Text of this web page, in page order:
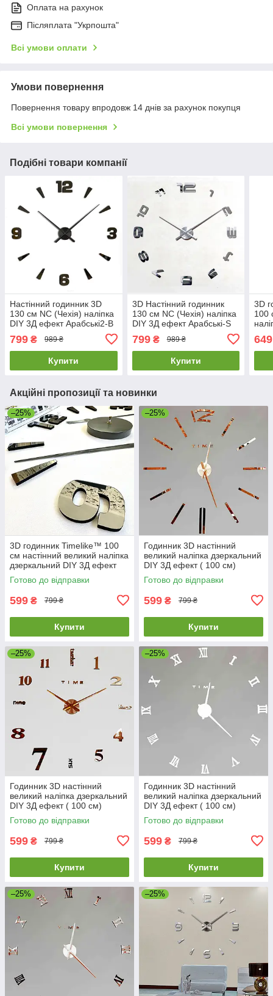
Оплата на рахунок
Післяплата "Укрпошта"
Всі умови оплати
Умови повернення
Повернення товару впродовж 14 днів за рахунок покупця
Всі умови повернення
Подібні товари компанії
Настінний годинник 3D
130 см NC (Чехія) наліпка
DIY 3Д ефект Арабські2-B
чорний
799 ₴ 989 ₴
Купити
3D Настінний годинник
130 см NC (Чехія) наліпка
DIY 3Д ефект Арабські-S
сріблястий
799₴ 989 ₴
Купити
3D
100
649
Акційні пропозиції та новинки
–25%
3D годинник Timelike™ 100
см настінний великий наліпка
дзеркальний DIY 3Д ефект
Арабські2-Gr в їдальню сірий
Готово до відправки
599 ₴ 799 ₴
Купити
–25%
Годинник 3D настінний
великий наліпка дзеркальний
DIY 3Д ефект ( 100 см)
Палички-Cu-100 бронзовий
мідний
Готово до відправки
599 ₴ 799 ₴
Купити
–25%
Годинник 3D настінний
великий наліпка дзеркальний
DIY 3Д ефект ( 100 см)
Написи-Cu-100 бронзовий
мідний
Готово до відправки
599 ₴ 799 ₴
Купити
–25%
Годинник 3D настінний
великий наліпка дзеркальний
DIY 3Д ефект ( 100 см)
Римські-Wh-100 білий
Готово до відправки
599 ₴ 799 ₴
Купити
–25% –25%